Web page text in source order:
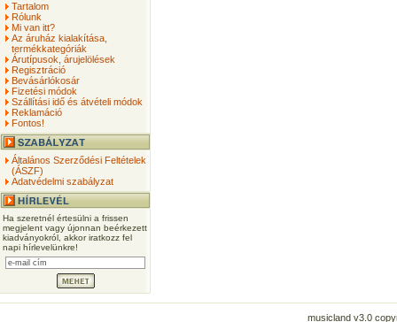
Tartalom
Rólunk
Mi van itt?
Az áruház kialakítása,
termékkategóriák
Árutípusok, árujelölések
Regisztráció
Bevásárlókosár
Fizetési módok
Szállítási idő és átvételi módok
Reklamáció
Fontos!
Általános Szerződési Feltételek
(ÁSZF)
Adatvédelmi szabályzat
Ha szeretnél értesülni a frissen
megjelent vagy újonnan beérkezett
kiadványokról, akkor iratkozz fel
napi hírlevelünkre!
musicland v3.0